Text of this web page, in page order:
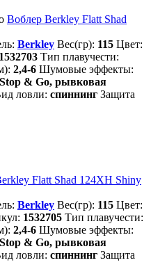
Воблер Berkley Flatt Shad
Berkley Вес(гр): 115 Цвет:
1532703 Тип плавучести:
2,4-6 Шумовые эффекты:
Stop & Go, рывковая
ловли: спиннинг Защита
Flatt Shad 124XH Shiny
Berkley Вес(гр): 115 Цвет:
1532705 Тип плавучести:
2,4-6 Шумовые эффекты:
Stop & Go, рывковая
ловли: спиннинг Защита